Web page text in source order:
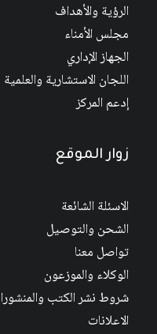
الرؤية والأهداف
مجلس الأمناء
الجهاز الإداري
اللجان الاستشارية والعلمية
إدعم المركز
زوار الموقع
الاسئلة الشائعة
الشحن والتوصيل
تواصل معنا
الوكلاء والموزعون
شروط نشر الكتب
الاعلانات